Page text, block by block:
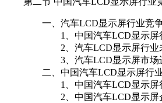
一、汽车LCD显示屏行业竞争
1、中国汽车LCD显示屏行
2、汽车LCD显示屏行业未
3、汽车LCD显示屏市场进
二、中国汽车LCD显示屏行业
1、中国汽车LCD显示屏行
2、中国汽车LCD显示屏企